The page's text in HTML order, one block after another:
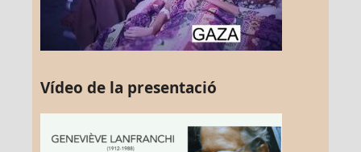
Vídeo de la presentació